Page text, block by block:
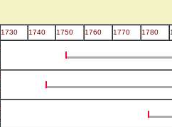
1730 1740 1750 1760 1770 1780